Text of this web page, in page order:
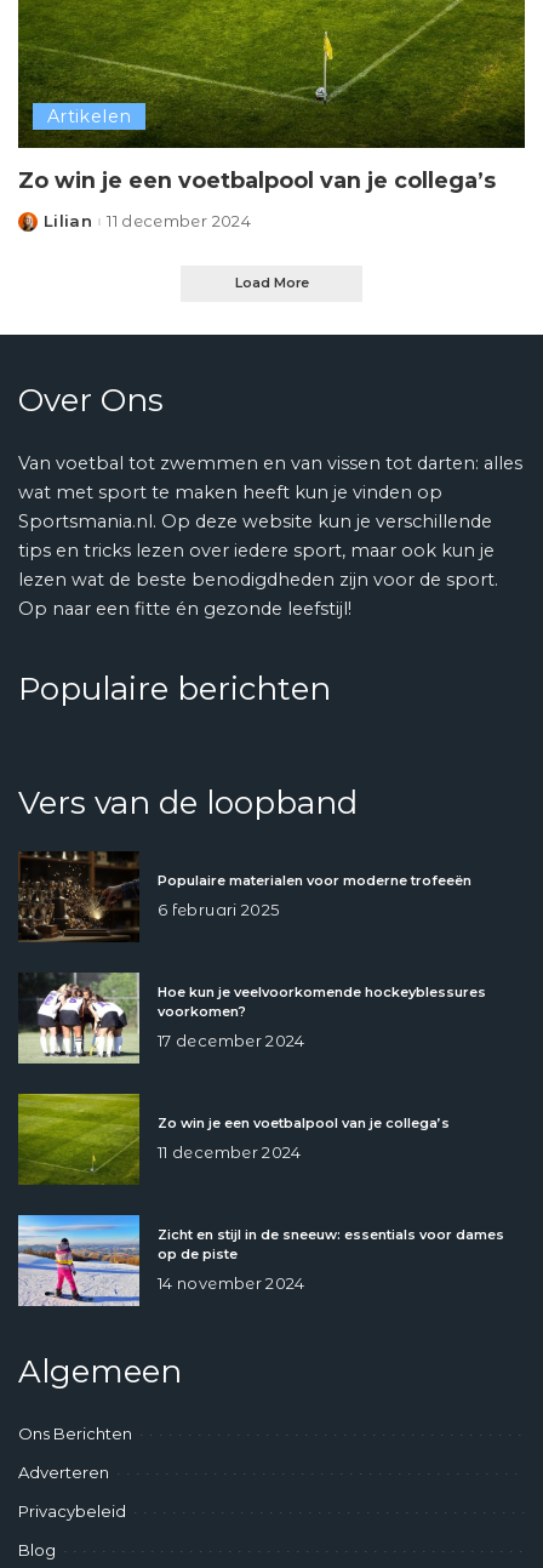
Artikelen
Zo win je een voetbalpool van je collega’s
Posted
Lilian 11 december 2024
Load More
Over Ons
Van voetbal tot zwemmen en van vissen tot darten: alles
wat met sport te maken heeft kun je vinden op
Sportsmania.nl. Op deze website kun je verschillende
tips en tricks lezen over iedere sport, maar ook kun je
lezen wat de beste benodigdheden zijn voor de sport.
Op naar een fitte én gezonde leefstijl!
Populaire berichten
Vers van de loopband
Populaire materialen voor moderne trofeeën
6 februari 2025
Hoe kun je veelvoorkomende hockeyblessures
voorkomen?
17 december 2024
Zo win je een voetbalpool van je collega’s
11 december 2024
Zicht en stijl in de sneeuw: essentials voor dames
op de piste
14 november 2024
Algemeen
Ons Berichten
Adverteren
Privacybeleid
Blog